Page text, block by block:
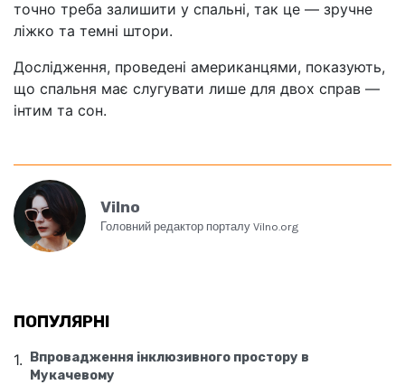
точно треба залишити у спальні, так це — зручне
ліжко та темні штори.
Дослідження, проведені американцями, показують,
що спальня має слугувати лише для двох справ —
інтим та сон.
Vilno
Головний редактор порталу Vilno.org
ПОПУЛЯРНІ
Впровадження інклюзивного простору в
Мукачевому